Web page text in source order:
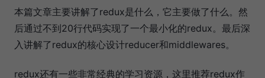
本篇文章主要讲解了redux是什么，它主要做了什么。然
后通过不到20行代码实现了一个最小化的redux。最后深
入讲解了redux的核心设计reducer和middlewares。
redux还有一些非常经典的学习资源，这里推荐redux作